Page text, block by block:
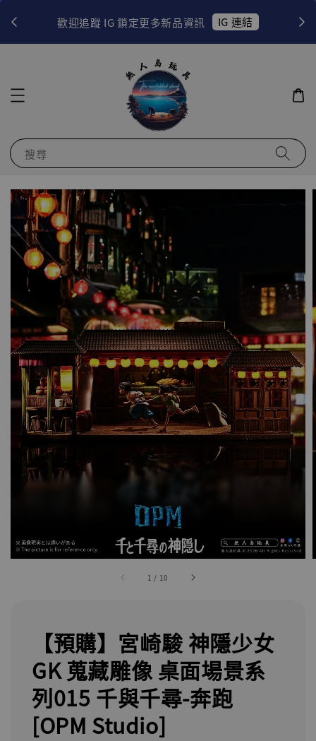
歡迎追蹤 IG 鎖定更多新品資訊 IG 連結
搜尋
1 / 10
【預購】宮崎駿 神隱少女
GK 蒐藏雕像 桌面場景系
列015 千與千尋-奔跑
[OPM Studio]